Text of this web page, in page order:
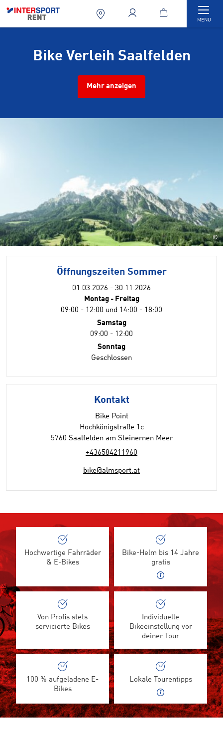
MENU
Bike Verleih Saalfelden
Mehr anzeigen
©
Öffnungszeiten Sommer
01.03.2026 - 30.11.2026
Montag - Freitag
09:00 - 12:00 und 14:00 - 18:00
Samstag
09:00 - 12:00
Sonntag
Geschlossen
Kontakt
Bike Point
Hochkönigstraße 1c
5760 Saalfelden am Steinernen Meer
+436584211960
bike@almsport.at
Hochwertige Fahrräder
& E-Bikes
Bike-Helm bis 14 Jahre
gratis
Von Profis stets
servicierte Bikes
Individuelle
Bikeeinstellung vor
deiner Tour
100 % aufgeladene E-
Bikes
Lokale Tourentipps